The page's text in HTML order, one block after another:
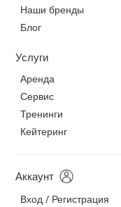
Наши бренды
Блог
Услуги
Аренда
Сервис
Тренинги
Кейтеринг
Аккаунт
Вход / Регистрация